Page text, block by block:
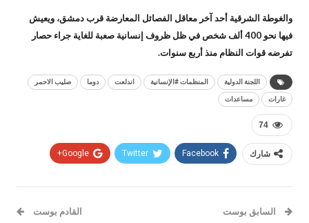
والغوطة الشرقية أحد آخر معاقل الفصائل المعارضة قرب دمشق، ويعيش
فيها نحو 400 ألف شخص في ظل ظروف إنسانية صعبة للغاية جراء حصار
تفرضه قوات النظام منذ أربع سنوات.
اللجنة الدولية المنظمات #الإنسانية اندلعت دوما صليب الاحمر
غارات مساعدات
74
شارك Facebook
Twitter
Google+
السابق بوست القادم بوست